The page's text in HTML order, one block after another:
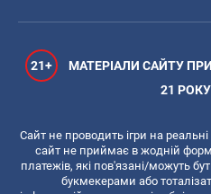
21+
МАТЕРІАЛИ САЙТУ
21
Сайт не проводить ігри на
сайт не приймає в жодній
платежів, які пов'язані/можуть
букмекерами або